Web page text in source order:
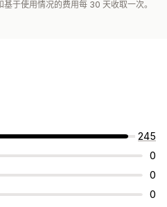
于使用情况的费用每 30 天收取一次。
245
0
0
0